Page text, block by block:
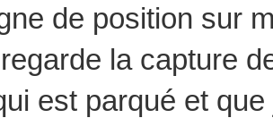
de position sur
la capture
est parqué et